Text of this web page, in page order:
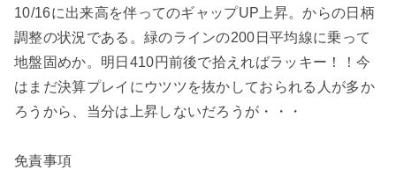
10/16に出来高を伴ってのギャップUP上昇。からの日柄
調整の状況である。緑のラインの200日平均線に乗って
地盤固めか。明日410円前後で拾えればラッキー！！今
はまだ決算プレイにウツツを抜かしておられる人が多か
ろうから、当分は上昇しないだろうが・・・
免責事項